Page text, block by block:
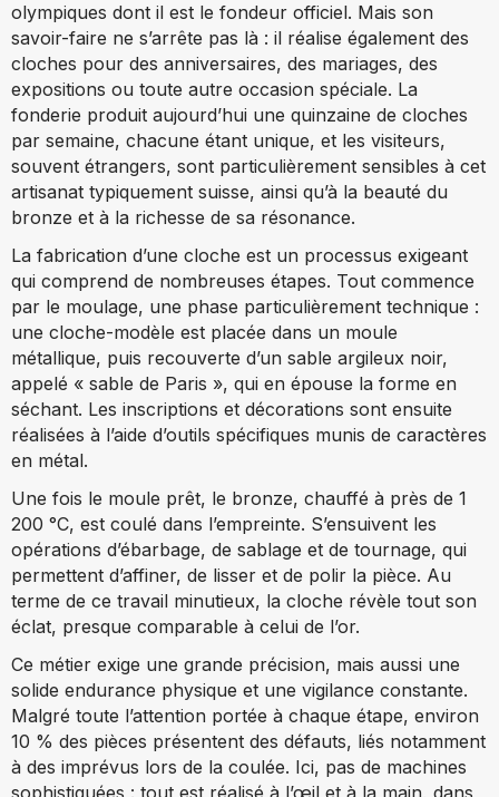
olympiques dont il est le fondeur officiel. Mais son
savoir-faire ne s’arrête pas là : il réalise également des
cloches pour des anniversaires, des mariages, des
expositions ou toute autre occasion spéciale. La
fonderie produit aujourd’hui une quinzaine de cloches
par semaine, chacune étant unique, et les visiteurs,
souvent étrangers, sont particulièrement sensibles à cet
artisanat typiquement suisse, ainsi qu’à la beauté du
bronze et à la richesse de sa résonance.
La fabrication d’une cloche est un processus exigeant
qui comprend de nombreuses étapes. Tout commence
par le moulage, une phase particulièrement technique :
une cloche-modèle est placée dans un moule
métallique, puis recouverte d’un sable argileux noir,
appelé « sable de Paris », qui en épouse la forme en
séchant. Les inscriptions et décorations sont ensuite
réalisées à l’aide d’outils spécifiques munis de caractères
en métal.
Une fois le moule prêt, le bronze, chauffé à près de 1
200 °C, est coulé dans l’empreinte. S’ensuivent les
opérations d’ébarbage, de sablage et de tournage, qui
permettent d’affiner, de lisser et de polir la pièce. Au
terme de ce travail minutieux, la cloche révèle tout son
éclat, presque comparable à celui de l’or.
Ce métier exige une grande précision, mais aussi une
solide endurance physique et une vigilance constante.
Malgré toute l’attention portée à chaque étape, environ
10 % des pièces présentent des défauts, liés notamment
à des imprévus lors de la coulée. Ici, pas de machines